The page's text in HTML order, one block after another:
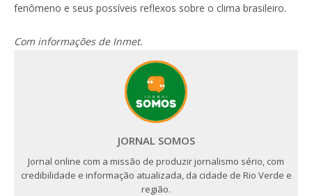
fenômeno e seus possíveis reflexos sobre o clima brasileiro.
Com informações de Inmet.
JORNAL SOMOS
Jornal online com a missão de produzir jornalismo sério, com
credibilidade e informação atualizada, da cidade de Rio Verde e
região.